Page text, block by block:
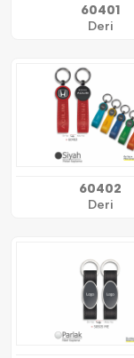
60401
Deri
60402
Deri